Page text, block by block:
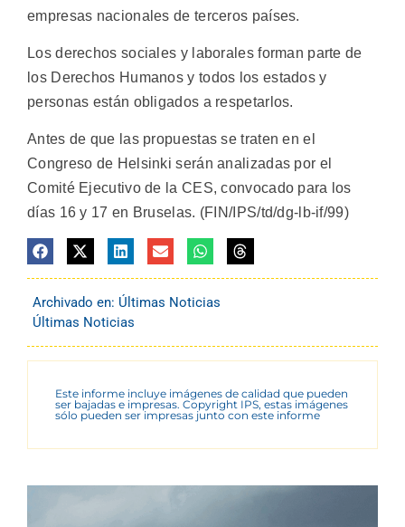
empresas nacionales de terceros países.
Los derechos sociales y laborales forman parte de
los Derechos Humanos y todos los estados y
personas están obligados a respetarlos.
Antes de que las propuestas se traten en el
Congreso de Helsinki serán analizadas por el
Comité Ejecutivo de la CES, convocado para los
días 16 y 17 en Bruselas. (FIN/IPS/td/dg-lb-if/99)
Archivado en: Últimas Noticias
Últimas Noticias
Este informe incluye imágenes de calidad que pueden
ser bajadas e impresas. Copyright IPS, estas imágenes
sólo pueden ser impresas junto con este informe